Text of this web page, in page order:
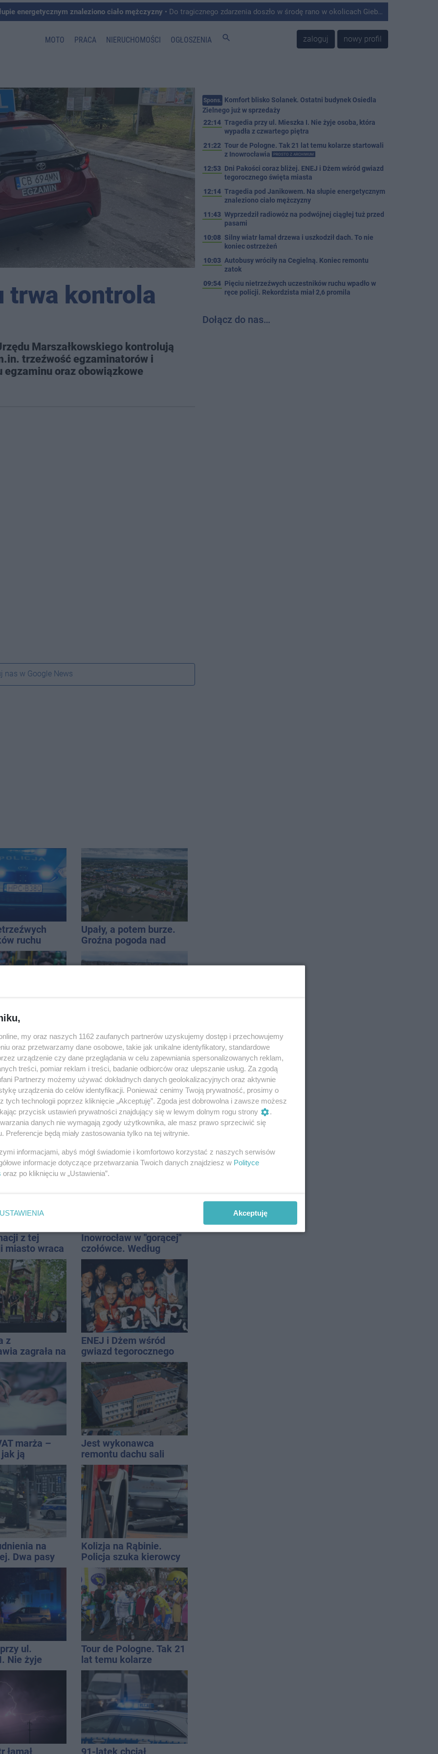
energetycznym znaleziono ciało mężczyzny • Do tragicznego zdarzenia doszło w środę rano w okolicach Giebni koło Janikowa. Wówczas na słupie energetycznym odnaleziono ciało mężczyzny.
MOTO PRACA NIERUCHOMOŚCI OGŁOSZENIA search zaloguj nowy profil
trwa kontrola
Marszałkowskiego kontrolują
trzeźwość egzaminatorów i
oraz obowiązkowe
nas w Google News
ruchu
ręce policji.
miał 2,6
Upały, a potem burze.
Groźna pogoda nad
Możemy
walkę z
tej lidze
Dlaczego sauny, a nie
boiska dla dzieci?
Ratusz odpowiada
a przed
stanie
ARENA
Ruszyła modernizacja
z tej
miasto wraca
Inowrocław w "gorącej"
czołówce. Według
analizy Onetu nasze
miasto jest jednym z
najbardziej narażonych
na upały
z
zagrała na
Muzyczny
ENEJ i Dżem wśród
gwiazd tegorocznego
święta miasta
marża –
ją
jak rozliczyć
Jest wykonawca
remontu dachu sali
gimastycznej
na
Dwa pasy
przyczepa od
Kolizja na Rąbinie.
Policja szuka kierowcy
Golfa
ul.
Nie żyje
wypadła z
piętra
Tour de Pologne. Tak 21
lat temu kolarze
startowali z
Inowrocławia
łamał 91-latek chciał
Spons. Komfort blisko Solanek. Ostatni budynek Osiedla
Zielnego już w sprzedaży
22:14 Tragedia przy ul. Mieszka I. Nie żyje osoba, która
wypadła z czwartego piętra
21:22 Tour de Pologne. Tak 21 lat temu kolarze startowali
z Inowrocławia
PROSTO Z ARCHIWUM
12:53 Dni Pakości coraz bliżej. ENEJ i Dżem wśród gwiazd
tegorocznego święta miasta
12:14 Tragedia pod Janikowem. Na słupie energetycznym
znaleziono ciało mężczyzny
11:43 Wyprzedził radiowóz na podwójnej ciągłej tuż przed
pasami
10:08 Silny wiatr łamał drzewa i uszkodził dach. To nie
koniec ostrzeżeń
10:03 Autobusy wróciły na Cegielną. Koniec remontu
zatok
09:54 Pięciu nietrzeźwych uczestników ruchu wpadło w
ręce policji. Rekordzista miał 2,6 promila
Dołącz do nas…
my oraz naszych 1162 zaufanych partnerów uzyskujemy dostęp i przechowujemy
oraz przetwarzamy dane osobowe, takie jak unikalne identyfikatory, standardowe
urządzenie czy dane przeglądania w celu zapewniania spersonalizowanych reklam,
treści, pomiar reklam i treści, badanie odbiorców oraz ulepszanie usług. Za zgodą
Partnerzy możemy używać dokładnych danych geolokalizacyjnych oraz aktywnie
urządzenia do celów identyfikacji. Ponieważ cenimy Twoją prywatność, prosimy o
tych technologii poprzez kliknięcie „Akceptuję”. Zgoda jest dobrowolna i zawsze możesz
przycisk ustawień prywatności znajdujący się w lewym dolnym rogu strony
danych nie wymagają zgody użytkownika, ale masz prawo sprzeciwić się
Preferencje będą miały zastosowania tylko na tej witrynie.
informacjami, abyś mógł świadomie i komfortowo korzystać z naszych serwisów
informacje dotyczące przetwarzania Twoich danych znajdziesz w Polityce
oraz po kliknięciu w „Ustawienia”.
USTAWIENIA Akceptuję